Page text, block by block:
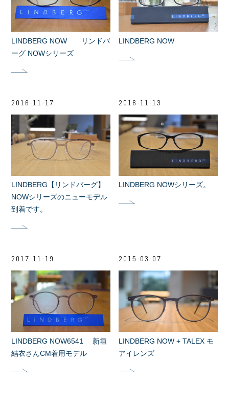
LINDBERG NOW リンドバ
ーグ NOWシリーズ
LINDBERG NOW
2016-11-17
LINDBERG【リンドバーグ】
NOWシリーズのニューモデル
到着です。
2016-11-13
LINDBERG NOWシリーズ。
2017-11-19
LINDBERG NOW6541 新垣
結衣さんCM着用モデル
2015-03-07
LINDBERG NOW + TALEX モ
アイレンズ